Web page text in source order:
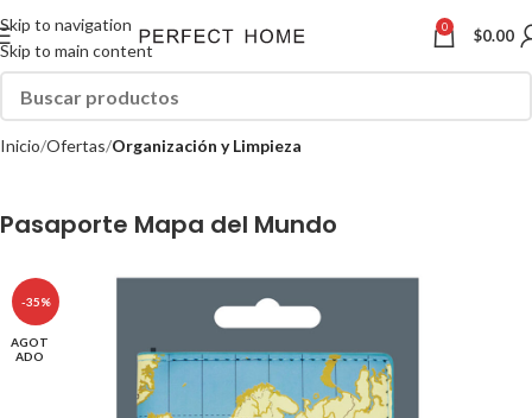
Skip to navigation
Skip to main content
0 $0.00
Inicio Ofertas Organización y Limpieza
Pasaporte Mapa del Mundo
-35%
AGOT
ADO